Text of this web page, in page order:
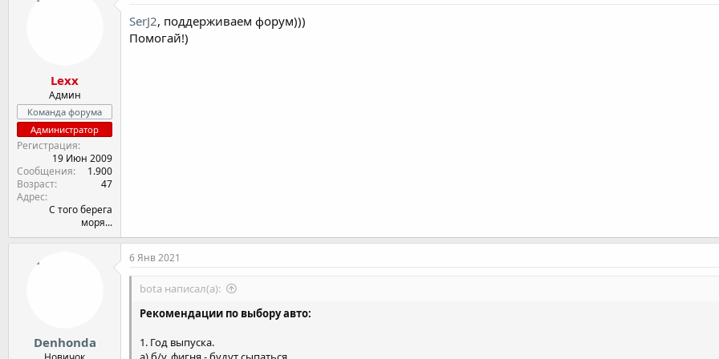
и
и
:
Lexx
Админ
Команда форума
Администратор
Регистрация
19 Июн 2009
Сообщения
1.900
Возраст
47
Адрес
С того берега
моря...
SerJ2, поддерживаем форум)))
Помогай!)
Denhonda
6 Янв 2021
bota написал(а):
Рекомендации по выбору авто:
1. Год выпуска.